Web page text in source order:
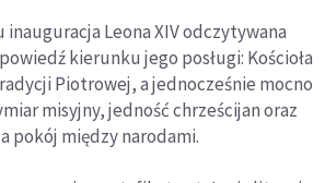
Leona XIV odczytywana
kierunku jego posługi: Kościoła
Piotrowej, a jednocześnie mocno
misyjny, jedność chrześcijan oraz
pokój między narodami.